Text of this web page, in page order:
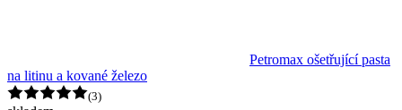
Petromax ošetřující pasta
na litinu a kované železo
(3)